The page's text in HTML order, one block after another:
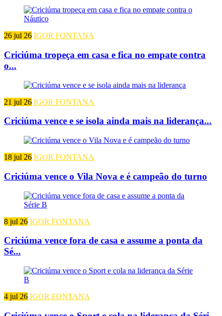
26 jul 26 IGOR FONTANA
Criciúma tropeça em casa e fica no empate contra
o...
21 jul 26 IGOR FONTANA
Criciúma vence e se isola ainda mais na liderança...
18 jul 26 IGOR FONTANA
Criciúma vence o Vila Nova e é campeão do turno
8 jul 26 IGOR FONTANA
Criciúma vence fora de casa e assume a ponta da
Sé...
4 jul 26 IGOR FONTANA